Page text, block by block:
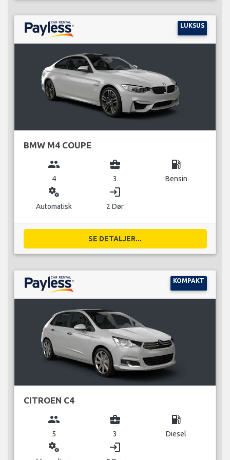
LUKSUS
BMW M4 COUPE
group
4
business_center
3
local_gas_station
Bensin
miscellaneous_services
Automatisk
login
2 Dør
SE DETALJER...
KOMPAKT
CITROEN C4
group
5
business_center
3
local_gas_station
Diesel
miscellaneous_services login